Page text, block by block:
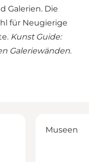
Galerien. Die
für Neugierige
Kunst Guide:
Galeriewänden.
Museen